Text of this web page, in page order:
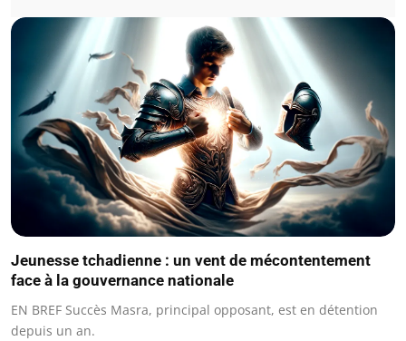
Jeunesse tchadienne : un vent de mécontentement
face à la gouvernance nationale
EN BREF Succès Masra, principal opposant, est en détention
depuis un an.